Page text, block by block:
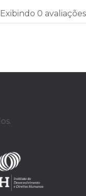
Exibindo 0 avaliações